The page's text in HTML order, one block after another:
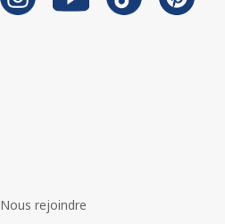
Nous rejoindre